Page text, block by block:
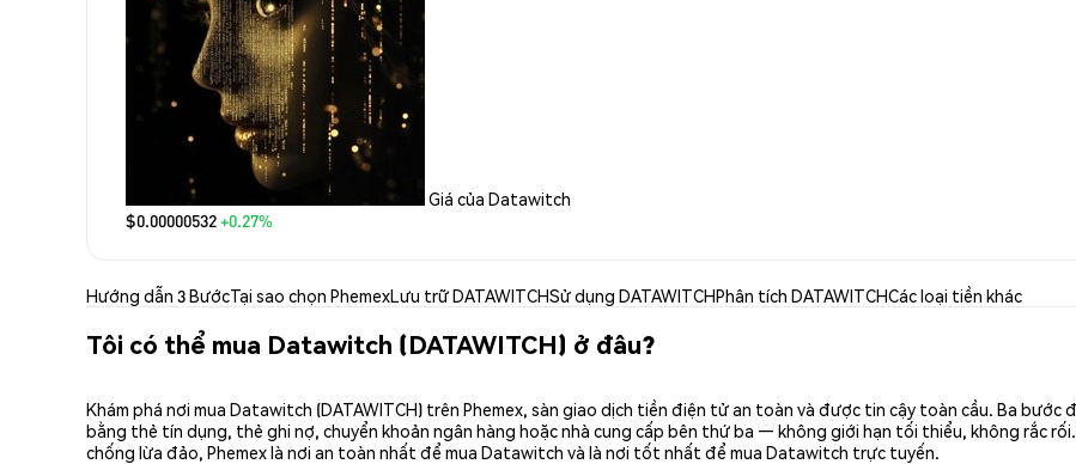
Giá của Datawitch
$0.00000532+0.27%
Hướng dẫn 3 BướcTại sao chọn PhemexLưu trữ DATAWITCHSử dụng DATAWITCHPhân tích DATAWITCHCác loại tiền khác
Tôi có thể mua Datawitch (DATAWITCH) ở đâu?
Khám phá nơi mua Datawitch (DATAWITCH) trên Phemex, sàn giao dịch tiền điện tử an toàn và được tin cậy toàn cầu. Ba bước
bằng thẻ tín dụng, thẻ ghi nợ, chuyển khoản ngân hàng hoặc nhà cung cấp bên thứ ba — không giới hạn tối thiểu, không rắc
chống lừa đảo, Phemex là nơi an toàn nhất để mua Datawitch và là nơi tốt nhất để mua Datawitch trực tuyến.